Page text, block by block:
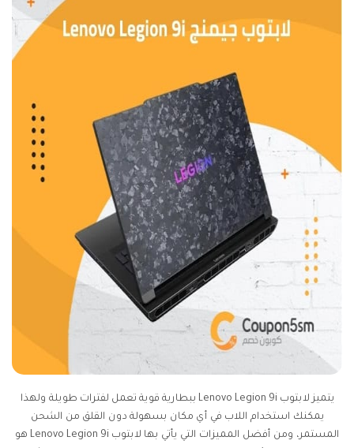
يتميز لابتوب Lenovo Legion 9i ببطارية قوية تعمل لفترات طويلة ولهذا
يمكنك استخدام اللاب في أي مكان بسهولة دون القلق من الشحن
المستمر، ومن أفضل المميزات التي يأتي بها لابتوب Lenovo Legion 9i هو